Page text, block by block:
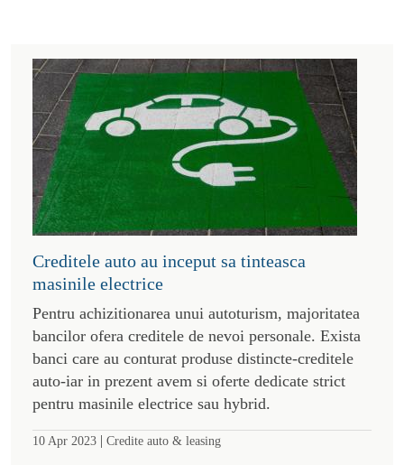
Creditele auto au inceput sa tinteasca
masinile electrice
Pentru achizitionarea unui autoturism, majoritatea
bancilor ofera creditele de nevoi personale. Exista
banci care au conturat produse distincte-creditele
auto-iar in prezent avem si oferte dedicate strict
pentru masinile electrice sau hybrid.
10 Apr 2023 | Credite auto & leasing